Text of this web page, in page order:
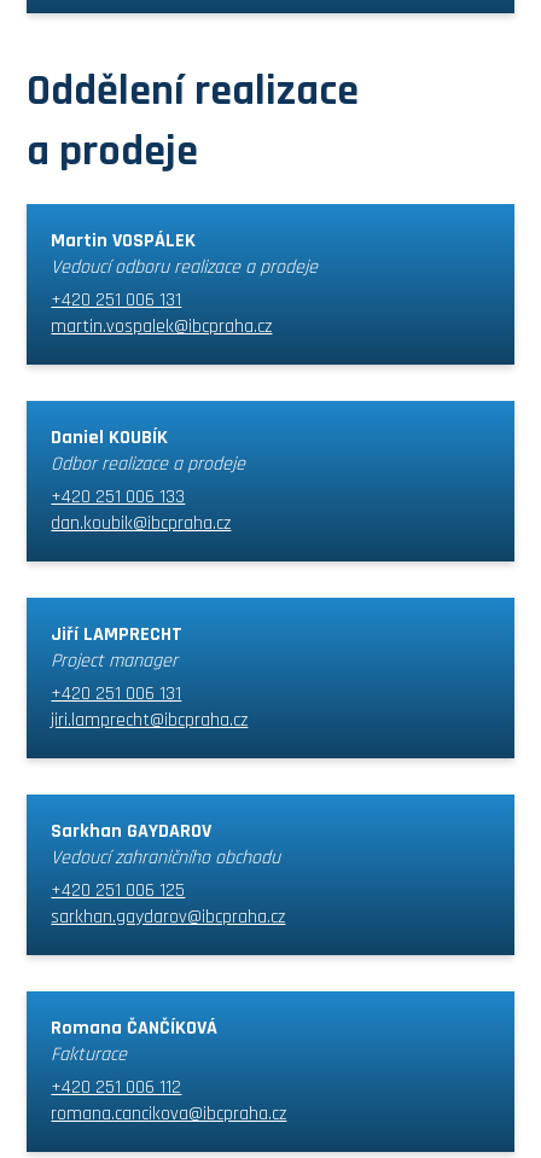
Oddělení realizace
a prodeje
Martin VOSPÁLEK
Vedoucí odboru realizace a prodeje
+420 251 006 131
martin.vospalek@ibcpraha.cz
Daniel KOUBÍK
Odbor realizace a prodeje
+420 251 006 133
dan.koubik@ibcpraha.cz
Jiří LAMPRECHT
Project manager
+420 251 006 131
jiri.lamprecht@ibcpraha.cz
Sarkhan GAYDAROV
Vedoucí zahraničního obchodu
+420 251 006 125
sarkhan.gaydarov@ibcpraha.cz
Romana ČANČÍKOVÁ
Fakturace
+420 251 006 112
romana.cancikova@ibcpraha.cz